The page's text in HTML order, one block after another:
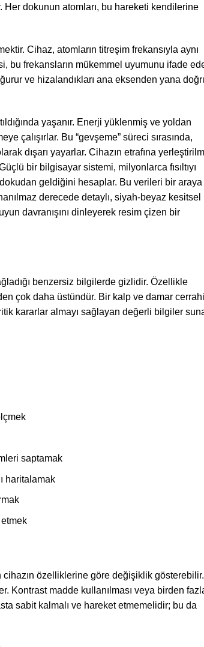
dokunun atomları, bu hareketi kendilerine
Cihaz, atomların titreşim frekansıyla aynı
bu frekansların mükemmel uyumunu ifade
ve hizalandıkları ana eksenden yana
yaşanır. Enerji yüklenmiş ve yoldan
çalışırlar. Bu “gevşeme” süreci sırasında,
dışarı yayarlar. Cihazın etrafına
bir bilgisayar sistemi, milyonlarca fısıltıyı
geldiğini hesaplar. Bu verileri bir araya
derecede detaylı, siyah-beyaz kesitsel
davranışını dinleyerek resim çizen bir
benzersiz bilgilerde gizlidir. Özellikle
çok daha üstündür. Bir kalp ve damar
kararlar almayı sağlayan değerli bilgiler
saptamak
haritalamak
özelliklerine göre değişiklik gösterebilir.
Kontrast madde kullanılması veya birden
sabit kalmalı ve hareket etmemelidir; bu da